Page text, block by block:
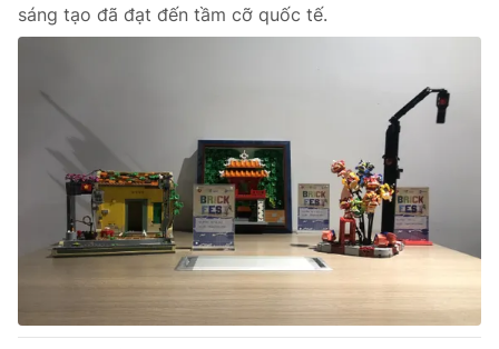
Pháp luật
Y tế
Thế giới
Tin tức
Thế giới đó đây
Câu chuyện quốc tế
Kinh tế
Thị trường
Dữ liệu và đời sống
sáng tạo đã đạt đến tầm cỡ quốc tế.